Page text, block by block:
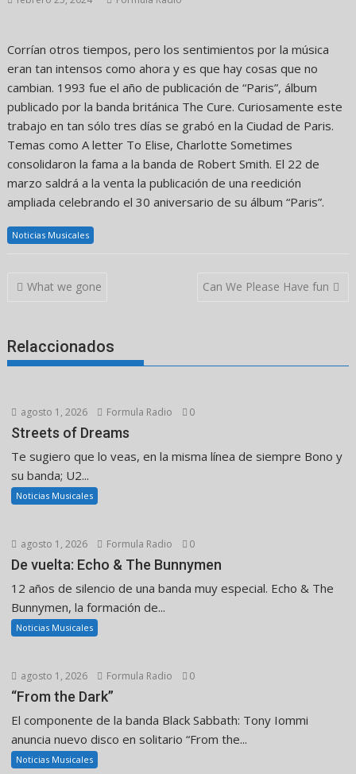
Corrían otros tiempos, pero los sentimientos por la música
eran tan intensos como ahora y es que hay cosas que no
cambian. 1993 fue el año de publicación de “Paris”, álbum
publicado por la banda británica The Cure. Curiosamente este
trabajo en tan sólo tres días se grabó en la Ciudad de Paris.
Temas como A letter To Elise, Charlotte Sometimes
consolidaron la fama a la banda de Robert Smith. El 22 de
marzo saldrá a la venta la publicación de una reedición
ampliada celebrando el 30 aniversario de su álbum “Paris”.
Noticias Musicales
Navegación
What we gone Can We Please Have fun
Relaccionados
agosto 1, 2026 Formula Radio 0
Streets of Dreams
Te sugiero que lo veas, en la misma línea de siempre Bono y
su banda; U2...
Noticias Musicales
agosto 1, 2026 Formula Radio 0
De vuelta: Echo & The Bunnymen
12 años de silencio de una banda muy especial. Echo & The
Bunnymen, la formación de...
Noticias Musicales
agosto 1, 2026 Formula Radio 0
“From the Dark”
El componente de la banda Black Sabbath: Tony Iommi
anuncia nuevo disco en solitario “From the...
Noticias Musicales